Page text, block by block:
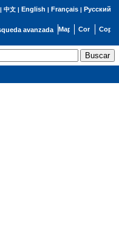
| 中文| English | Français| Русский
avanzada